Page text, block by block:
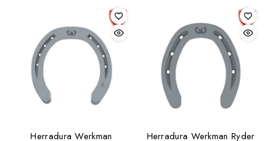
Herradura Werkman
Herradura Werkman Ryder